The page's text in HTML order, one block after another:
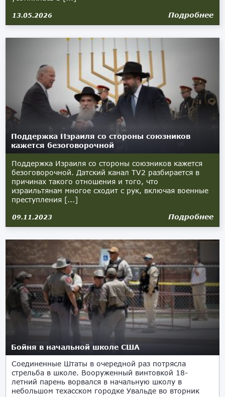
13.05.2026 Подробнее
Поддержка Израиля со стороны союзников
кажется безоговорочной
Поддержка Израиля со стороны союзников кажется
безоговорочной. Датский канал TV2 разбирается в
причинах такого отношения и того, что
израильтянам многое сходит с рук, включая военные
преступления [...]
09.11.2023 Подробнее
Бойня в начальной школе США
Соединенные Штаты в очередной раз потрясла
стрельба в школе. Вооруженный винтовкой 18-
летний парень ворвался в начальную школу в
небольшом техасском городке Увальде во вторник